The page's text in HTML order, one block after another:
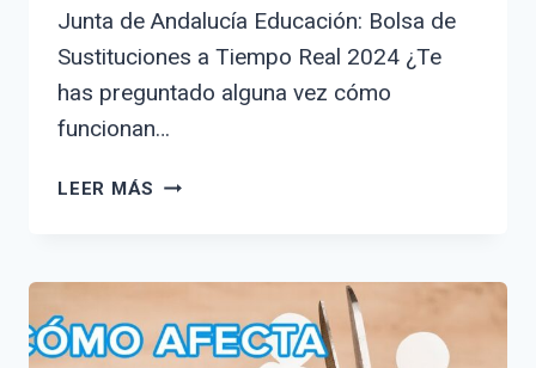
Junta de Andalucía Educación: Bolsa de
Sustituciones a Tiempo Real 2024 ¿Te
has preguntado alguna vez cómo
funcionan…
LEER MÁS JUNTA
DE
SUSTITUCIONES